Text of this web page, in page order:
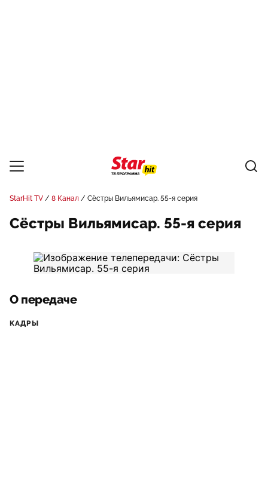
StarHit TV 8 Канал Сёстры Вильямисар. 55-я серия
Сёстры Вильямисар. 55-я серия
О передаче
КАДРЫ